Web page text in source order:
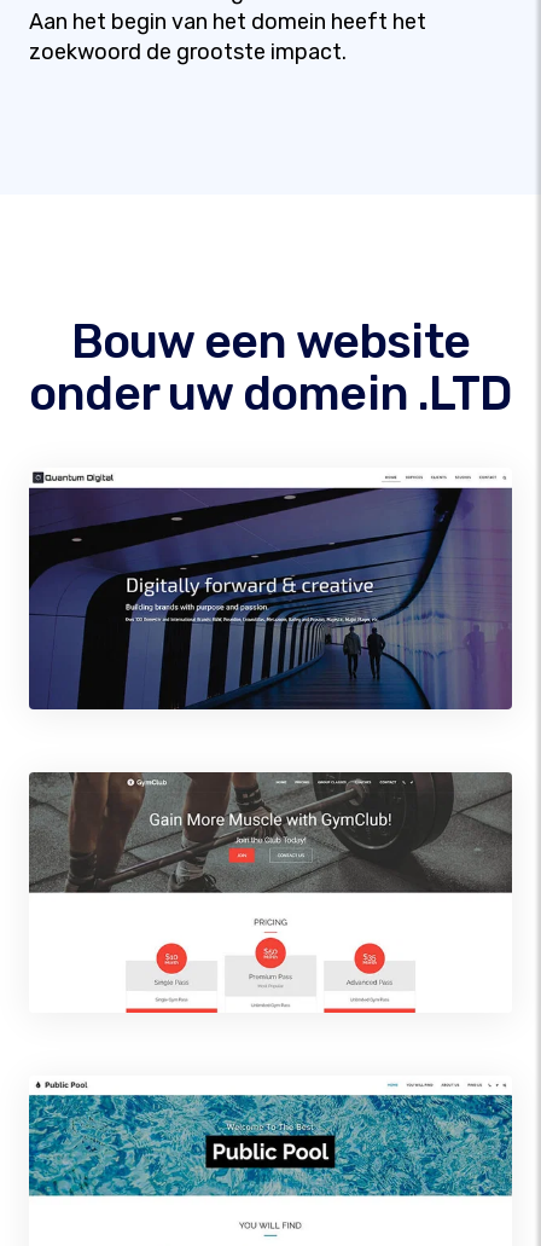
Aan het begin van het domein heeft het
zoekwoord de grootste impact.
Bouw een website
onder uw domein .LTD